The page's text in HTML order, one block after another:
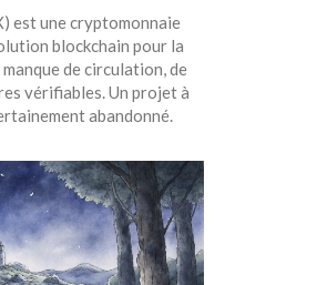
est une cryptomonnaie
blockchain pour la
de circulation, de
vérifiables. Un projet à
abandonné.